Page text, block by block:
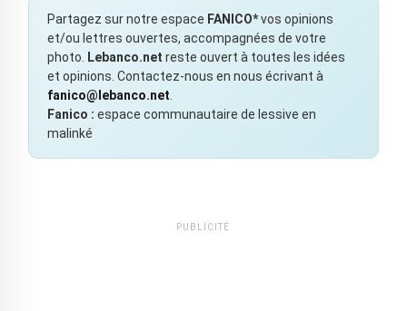
Partagez sur notre espace FANICO*vos opinions
et/ou lettres ouvertes, accompagnées de votre
photo.
Lebanco.net reste ouvert à toutes les idées
et opinions. Contactez-nous en nous écrivant à
fanico@lebanco.net
Fanico : espace communautaire de lessive en
malinké
PUBLICITÉ